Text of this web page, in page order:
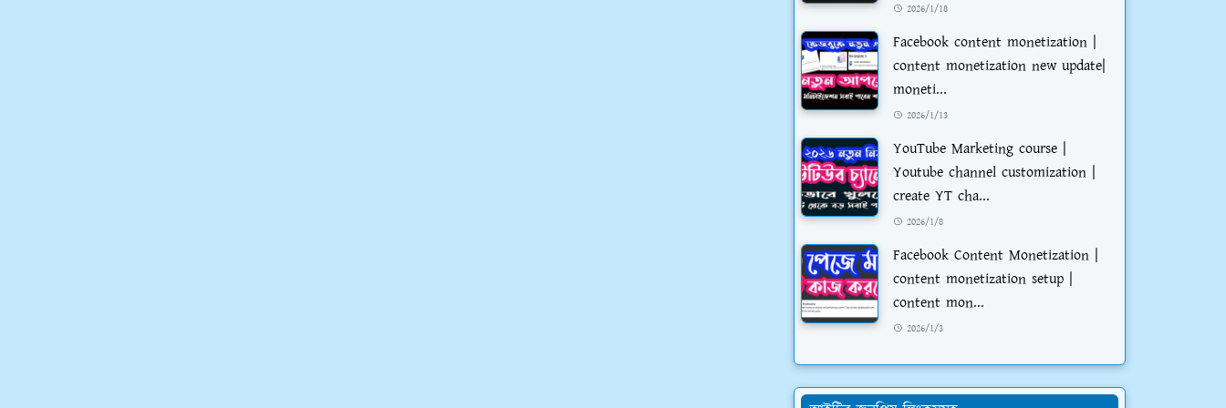
2026/1/18
Facebook content monetization |
content monetization new update|
moneti...
2026/1/13
YouTube Marketing course |
Youtube channel customization |
create YT cha...
2026/1/8
Facebook Content Monetization |
content monetization setup |
content mon...
2026/1/3